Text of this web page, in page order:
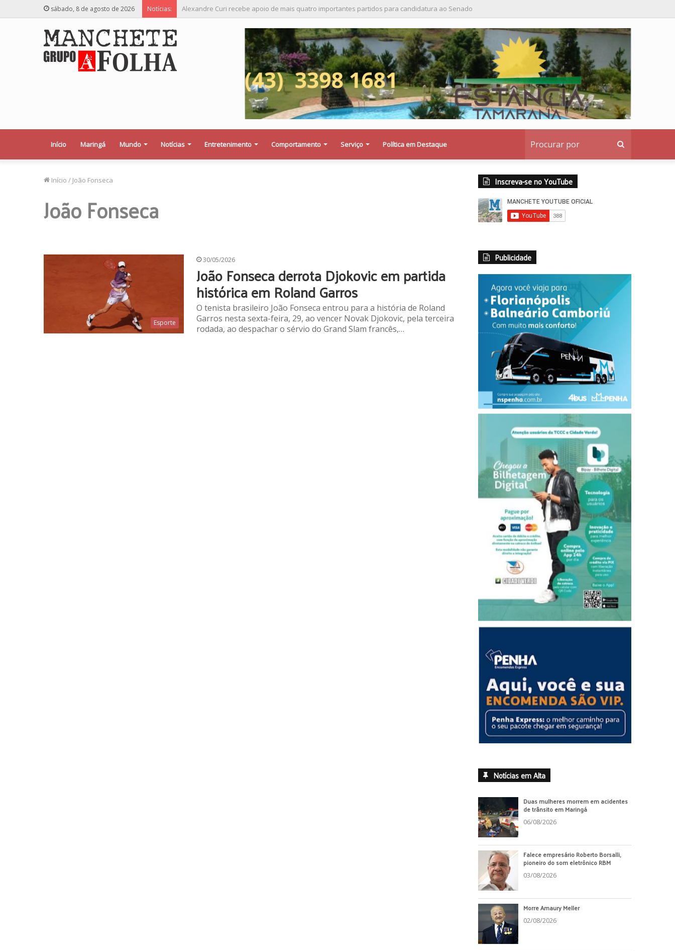
sábado, 8 de agosto de 2026 Notícias: Relator deseja saber se a Procuradoria Jurídica da Câmara de Maringá deu orientação institucional ao denunciante
Início Maringá Mundo Notícias Entretenimento Comportamento Serviço Política em Destaque
Início / João Fonseca
João Fonseca
Esporte
30/05/2026
João Fonseca derrota Djokovic em partida
histórica em Roland Garros
O tenista brasileiro João Fonseca entrou para a história de Roland
Garros nesta sexta-feira, 29, ao vencer Novak Djokovic, pela terceira
rodada, ao despachar o sérvio do Grand Slam francês,…
Inscreva-se no YouTube
Publicidade
Notícias em Alta
Duas mulheres morrem em acidentes
de trânsito em Maringá
06/08/2026
Falece empresário Roberto Borsalli,
pioneiro do som eletrônico RBM
03/08/2026
Morre Amaury Meller
02/08/2026